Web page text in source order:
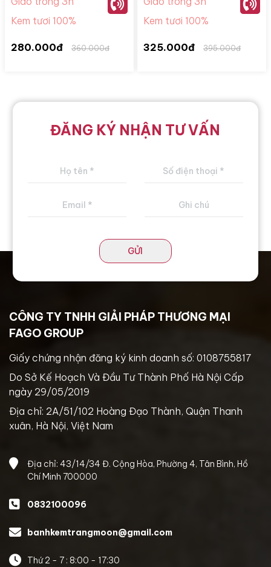
Kem tươi 100%
280.000đ 360.000đ
Kem tươi 100%
325.000đ 395.000đ
ĐĂNG KÝ NHẬN TƯ VẤN
GỬI
CÔNG TY TNHH GIẢI PHÁP THƯƠNG MẠI
FAGO GROUP
Giấy chứng nhận đăng ký kinh doanh số: 0108755817
Do Sở Kế Hoạch Và Đầu Tư Thành Phố Hà Nội Cấp
ngày 29/05/2019
Địa chỉ: 2A/51/102 Hoàng Đạo Thành, Quận Thanh
xuân, Hà Nội, Việt Nam
Địa chỉ: 43/14/34 Đ. Cộng Hòa, Phường 4, Tân Bình, Hồ
Chí Minh 700000
0832100096
banhkemtrangmoon@gmail.com
Thứ 2 - 7 : 8:00 - 17:30